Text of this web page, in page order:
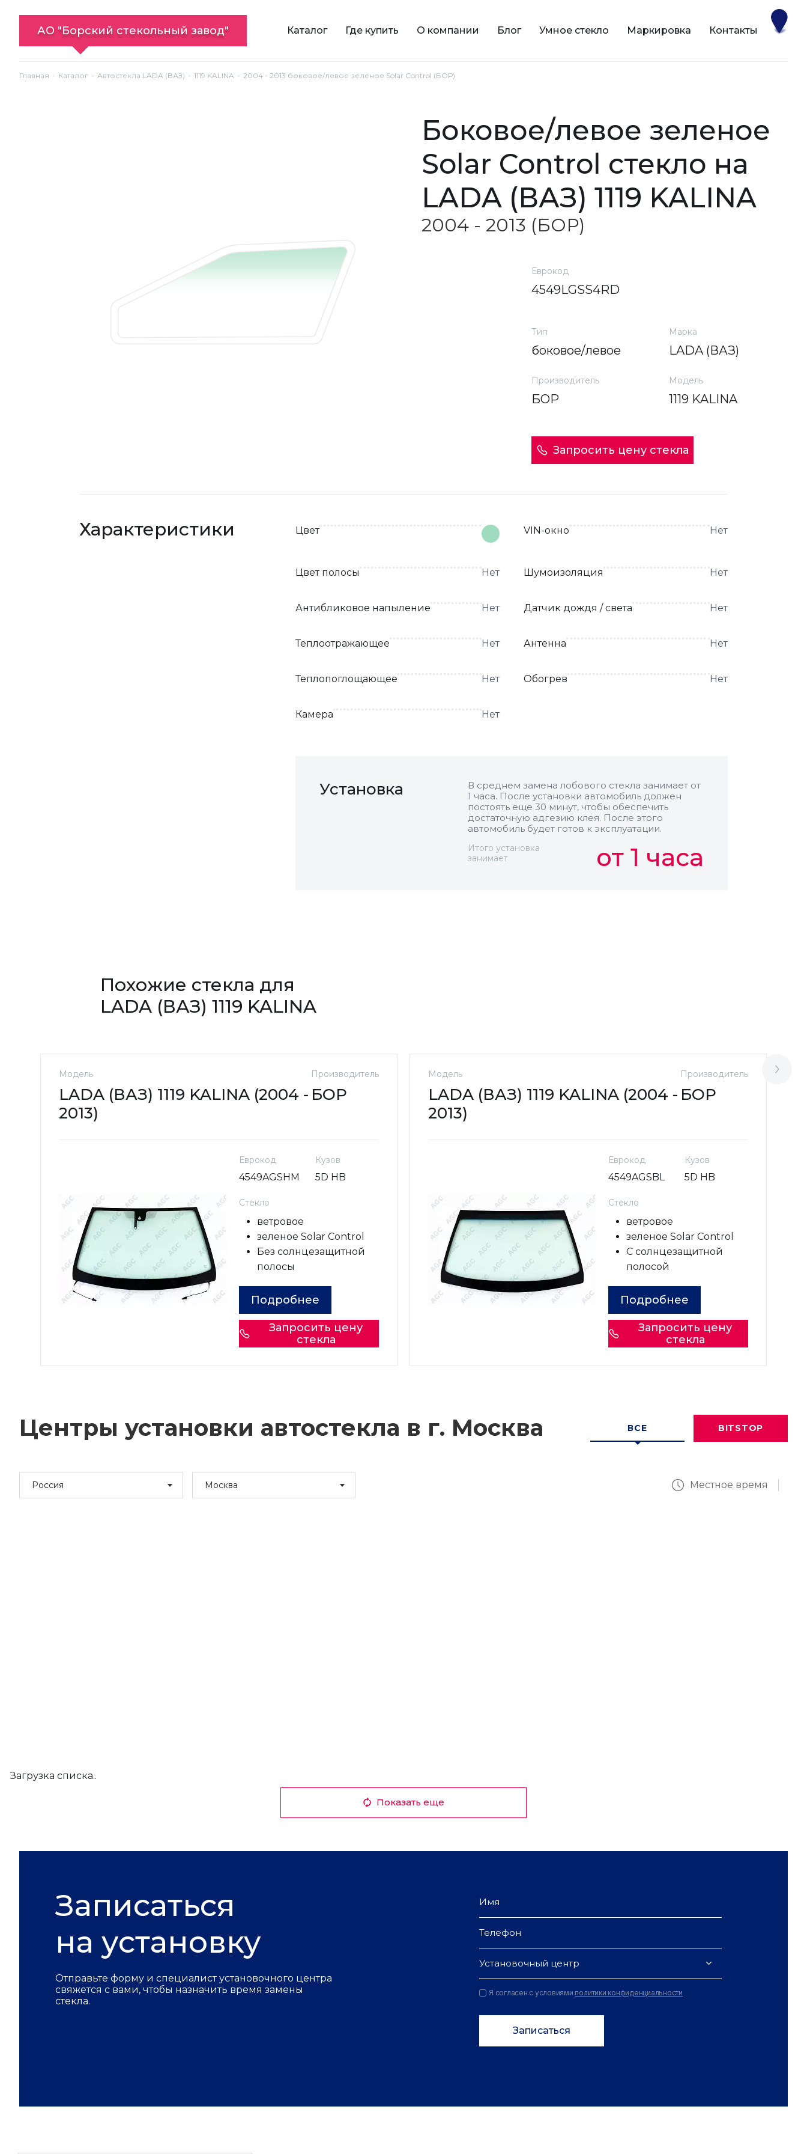
АО "Борский стекольный завод" Каталог Где купить О компании Блог Умное стекло Маркировка Контакты
Главная Каталог Автостекла LADA (ВАЗ) 1119 KALINA 2004 - 2013 боковое/левое зеленое Solar Control (БОР)
боковое/левое зеленое
Solar Control стекло на
LADA (ВАЗ) 1119 KALINA
2004 - 2013 (БОР)
Еврокод
4549LGSS4RD
Тип
боковое/левое
Марка
LADA (ВАЗ)
Производитель
БОР
Модель
1119 KALINA
Запросить цену стекла
Характеристики Цвет VIN-окно Нет
Цвет полосы Нет Шумоизоляция Нет
Антибликовое напыление Нет Датчик дождя / света Нет
Теплоотражающее Нет Антенна Нет
Теплопоглощающее Нет Обогрев Нет
Камера Нет
Установка
В среднем замена лобового стекла занимает от
1 часа. После установки автомобиль должен
постоять еще 30 минут, чтобы обеспечить
достаточную адгезию клея. После этого
автомобиль будет готов к эксплуатации.
Итого установка
занимает
от 1 часа
Похожие стекла для
LADA (ВАЗ) 1119 KALINA
Модель
LADA (ВАЗ) 1119 KALINA (2004 -
2013)
Производитель
БОР
Еврокод
4549AGSHM
Кузов
5D HB
Стекло
ветровое
зеленое Solar Control
Без солнцезащитной
полосы
Подробнее
Запросить цену
стекла
Модель
LADA (ВАЗ) 1119 KALINA (2004 -
2013)
Производитель
БОР
Еврокод
4549AGSBL
Кузов
5D HB
Стекло
ветровое
зеленое Solar Control
С солнцезащитной
полосой
Подробнее
Запросить цену
стекла
Центры установки автостекла в г. Москва ВСЕ BITSTOP
Россия Москва Местное время
Загрузка списка..
Показать еще
Записаться
на установку
Отправьте форму и специалист установочного центра
свяжется с вами, чтобы назначить время замены
стекла.
Установочный центр
Я согласен с условиями политики конфиденциальности
Записаться